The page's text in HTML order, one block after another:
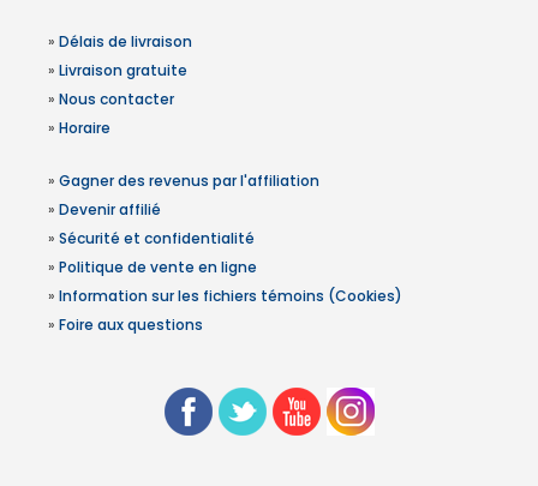
» Délais de livraison
» Livraison gratuite
» Nous contacter
» Horaire
» Gagner des revenus par l'affiliation
» Devenir affilié
» Sécurité et confidentialité
» Politique de vente en ligne
» Information sur les fichiers témoins (Cookies)
» Foire aux questions